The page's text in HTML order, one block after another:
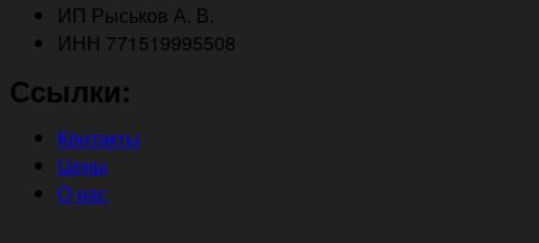
ИП Рыськов А. В.
ИНН 771519995508
Ссылки:
Контакты
Цены
О нас